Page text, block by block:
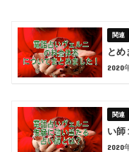
とめ
2020
い師
2020